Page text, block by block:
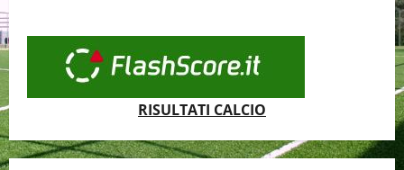
RISULTATI CALCIO